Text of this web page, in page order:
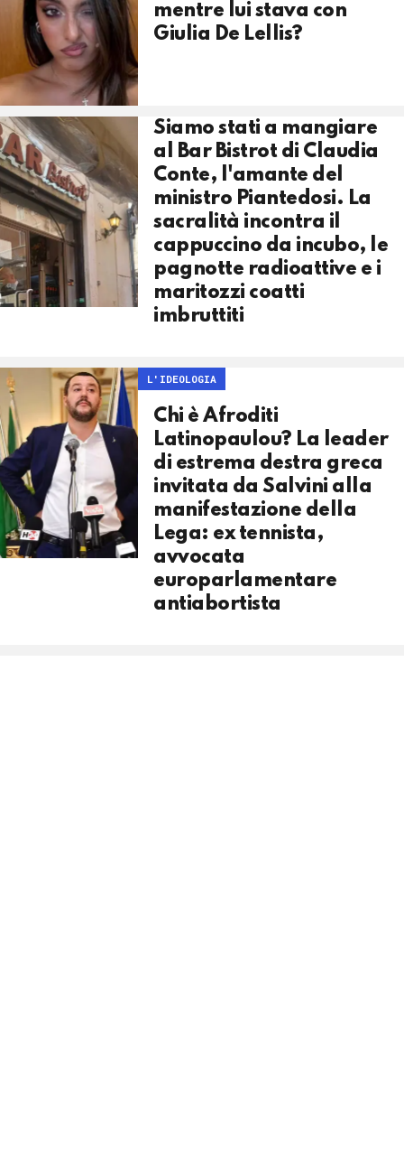
mentre lui stava con
Giulia De Lellis?
Siamo stati a mangiare
al Bar Bistrot di Claudia
Conte, l'amante del
ministro Piantedosi. La
sacralità incontra il
cappuccino da incubo, le
pagnotte radioattive e i
maritozzi coatti
imbruttiti
L'IDEOLOGIA
Chi è Afroditi
Latinopaulou? La leader
di estrema destra greca
invitata da Salvini alla
manifestazione della
Lega: ex tennista,
avvocata
europarlamentare
antiabortista